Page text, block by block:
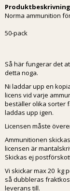
Norma ammunition
50-pack
Så här fungerar det
detta noga.
Ni laddar upp en
licens vid varje
beställer olika sorter
laddas upp igen.
Licensen måste
Ammunitionen
licensen är
Skickas ej
Vi skickar max 20 kg
så dubbleras
leverans till.